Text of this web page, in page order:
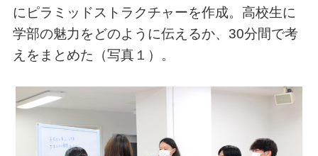
にピラミッドストラクチャーを作成。高校生に
学部の魅力をどのように伝えるか、30分間で考
えをまとめた（写真１）。